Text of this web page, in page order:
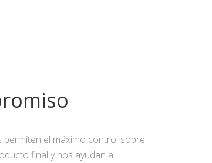
permiten el máximo control sobre
final y nos ayudan a